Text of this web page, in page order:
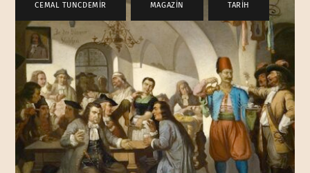
CEMAL TUNCDEMİR , MAGAZİN TARİH